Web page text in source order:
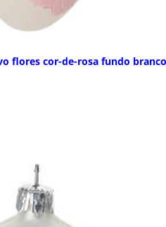
flores cor-de-rosa fundo branco